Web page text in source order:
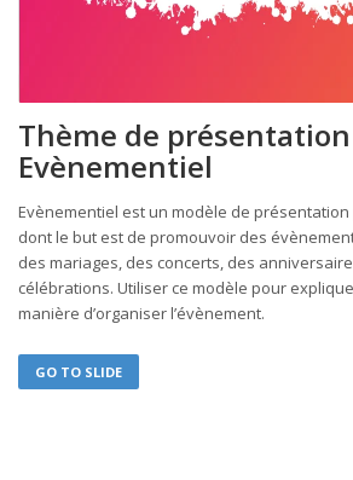
Thème de
Evènementiel
Evènementiel est un modèle de
dont le but est de promouvoir des
des mariages, des concerts, des
célébrations. Utiliser ce modèle pour
manière d’organiser l’évènement.
GO TO SLIDE